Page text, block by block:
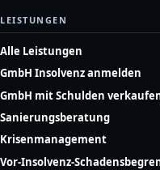
LEISTUNGEN
Alle Leistungen
GmbH Insolvenz anmelden
GmbH mit Schulden
Sanierungsberatung
Krisenmanagement
Vor-Insolvenz-